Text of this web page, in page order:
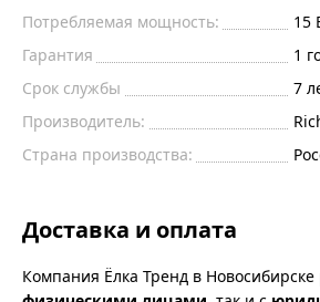
Потребляемая мощность:
15
Гарантия
1
Срок службы
7
Производитель:
Страна производства:
Доставка и оплата
Компания Ёлка Тренд в Новосибирске